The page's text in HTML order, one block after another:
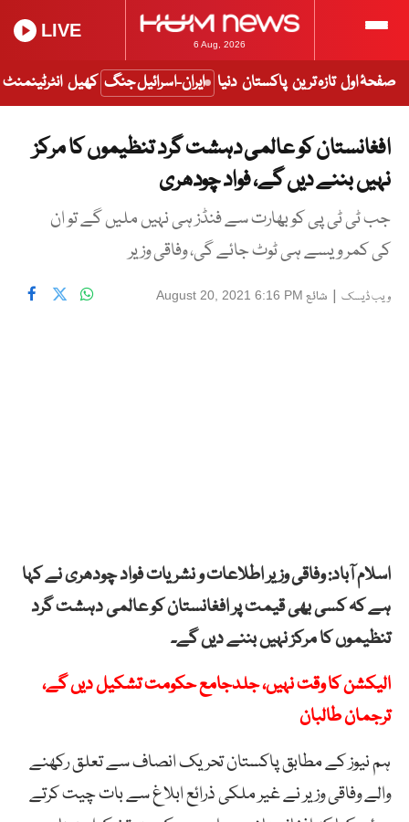
6 Aug, 2026
LIVE
صفحۂ اول تازہ ترین پاکستان دنیا ایران-اسرائیل جنگ کھیل انٹرٹینمنٹ
افغانستان کو عالمی دہشت گرد تنظیموں کا مرکز
نہیں بننے دیں گے، فواد چودھری
جب ٹی ٹی پی کو بھارت سے فنڈز ہی نہیں ملیں گے تو ان
کی کمر ویسے ہی ٹوٹ جائے گی، وفاقی وزیر
ویب ڈیسک | شائع August 20, 2021 6:16 PM
اسلام آباد: وفاقی وزیر اطلاعات و نشریات فواد چودھری نے کہا
ہے کہ کسی بھی قیمت پر افغانستان کو عالمی دہشت گرد
تنظیموں کا مرکز نہیں بننے دیں گے۔
الیکشن کا وقت نہیں، جلدجامع حکومت تشکیل دیں گے،
ترجمان طالبان
ہم نیوز کے مطابق پاکستان تحریک انصاف سے تعلق رکھنے
والے وفاقی وزیر نے غیر ملکی ذرائع ابلاغ سے بات چیت کرتے